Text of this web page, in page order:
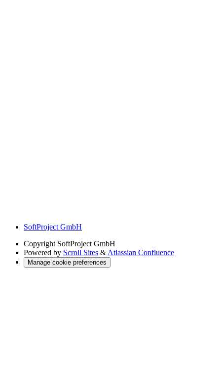
SoftProject GmbH
Copyright SoftProject GmbH
Powered by Scroll Sites & Atlassian Confluence
Manage cookie preferences